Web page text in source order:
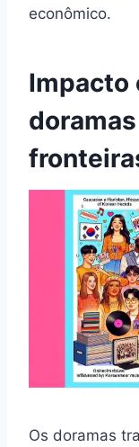
econômico.
Impacto
Os doramas